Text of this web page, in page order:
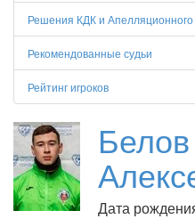
Решения КДК и Апелляционного
Рекомендованные судьи
Рейтинг игроков
Дата